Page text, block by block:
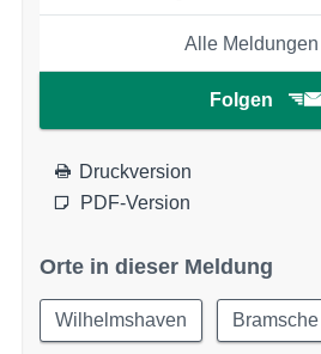
Alle Meldungen
Folgen
Druckversion
PDF-Version
Orte in dieser Meldung
Wilhelmshaven Bramsche